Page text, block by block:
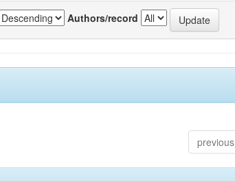
Authors/record
previous